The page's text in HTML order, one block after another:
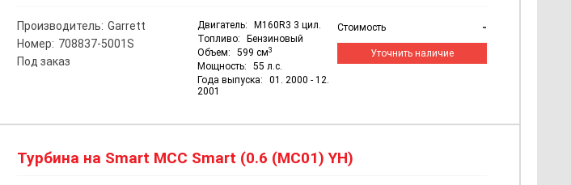
Производитель: Garrett
Номер: 708837-5001S
Под заказ
Двигатель:
M160R3 3 цил.
Топливо:
Бензиновый
Объем:
599 см3
Мощность:
55 л.с.
Года выпуска:
01. 2000 - 12.
2001
Стоимость -
Уточнить наличие
Турбина на Smart MCC Smart (0.6 (MC01) YH)